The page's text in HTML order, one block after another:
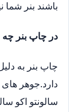
باشند بنر شما
در چاپ بنر چه
چاپ بنر به
دارد.جوهر